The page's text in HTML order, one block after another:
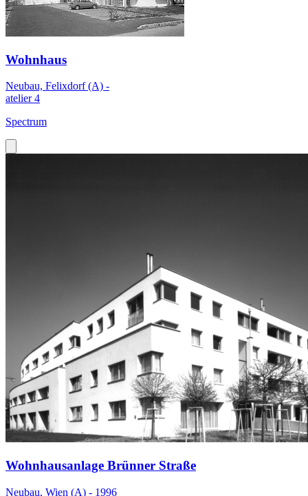
Wohnhaus
Neubau, Felixdorf (A) -
atelier 4
Spectrum
Wohnhausanlage Brünner Straße
Neubau, Wien (A) - 1996